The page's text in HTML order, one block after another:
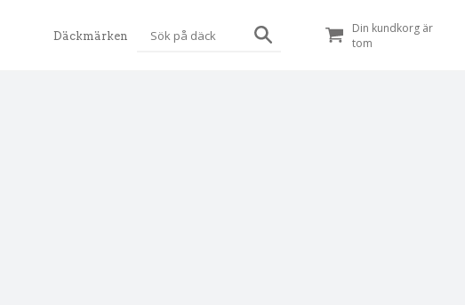
Däckmärken
Din kundkorg är
tom